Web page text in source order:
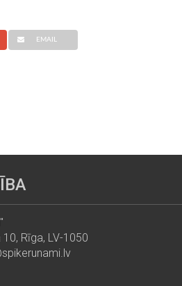
EMAIL
Rīga, LV-1050